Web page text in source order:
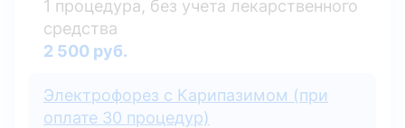
1 процедура, без учета лекарственного
средства
2 500 руб.
Электрофорез с Карипазимом (при
оплате 30 процедур)